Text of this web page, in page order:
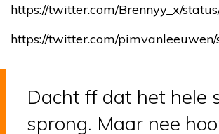
https://twitter.com/Brennyy_x/
https://twitter.com/
Dacht ff dat het hele
sprong. Maar nee